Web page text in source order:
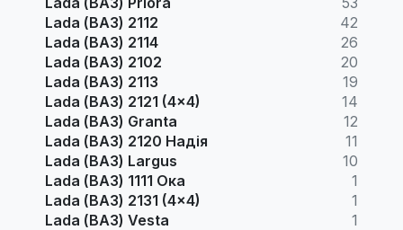
Lada (ВАЗ) 2112
42
Lada (ВАЗ) 2114
26
Lada (ВАЗ) 2102
20
Lada (ВАЗ) 2113
19
Lada (ВАЗ) 2121 (4x4)
14
Lada (ВАЗ) Granta
12
Lada (ВАЗ) 2120 Надія
11
Lada (ВАЗ) Largus
10
Lada (ВАЗ) 1111 Ока
1
Lada (ВАЗ) 2131 (4x4)
1
Lada (ВАЗ) Vesta
1